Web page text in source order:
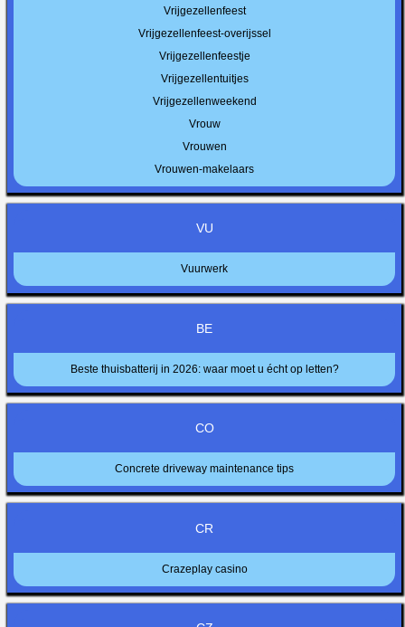
Vrijgezellenfeest
Vrijgezellenfeest-overijssel
Vrijgezellenfeestje
Vrijgezellentuitjes
Vrijgezellenweekend
Vrouw
Vrouwen
Vrouwen-makelaars
VU
Vuurwerk
BE
Beste thuisbatterij in 2026: waar moet u écht op letten?
CO
Concrete driveway maintenance tips
CR
Crazeplay casino